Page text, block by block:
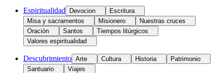
Espiritualidad Devocion
Escritura
Misa y sacramentos
Misionero
Nuestras cruces
Oración
Santos
Tiempos litúrgicos
Valores espiritualidad
Descubrimiento Arte Cultura Historia
Patrimonio
Santuario
Viajes